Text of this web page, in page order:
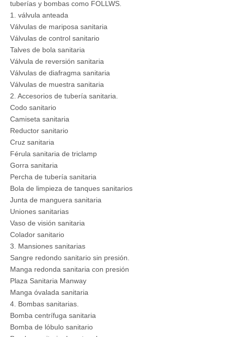
tuberías y bombas como FOLLWS.
1. válvula anteada
Válvulas de mariposa sanitaria
Válvulas de control sanitario
Talves de bola sanitaria
Válvula de reversión sanitaria
Válvulas de diafragma sanitaria
Válvulas de muestra sanitaria
2. Accesorios de tubería sanitaria.
Codo sanitario
Camiseta sanitaria
Reductor sanitario
Cruz sanitaria
Férula sanitaria de triclamp
Gorra sanitaria
Percha de tubería sanitaria
Bola de limpieza de tanques sanitarios
Junta de manguera sanitaria
Uniones sanitarias
Vaso de visión sanitaria
Colador sanitario
3. Mansiones sanitarias
Sangre redondo sanitario sin presión.
Manga redonda sanitaria con presión
Plaza Sanitaria Manway
Manga óvalada sanitaria
4. Bombas sanitarias.
Bomba centrífuga sanitaria
Bomba de lóbulo sanitario